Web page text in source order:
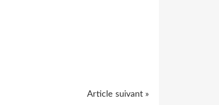
Article suivant »